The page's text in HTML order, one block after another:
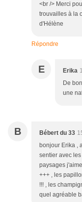
<br /> Merci
trouvailles à la
d'Hélène
Répondre
E Erika
De
une
B Bébert du 33
bonjour Erika ,
sentier avec
paysages
+++ , les
!!! , les
quel agréable